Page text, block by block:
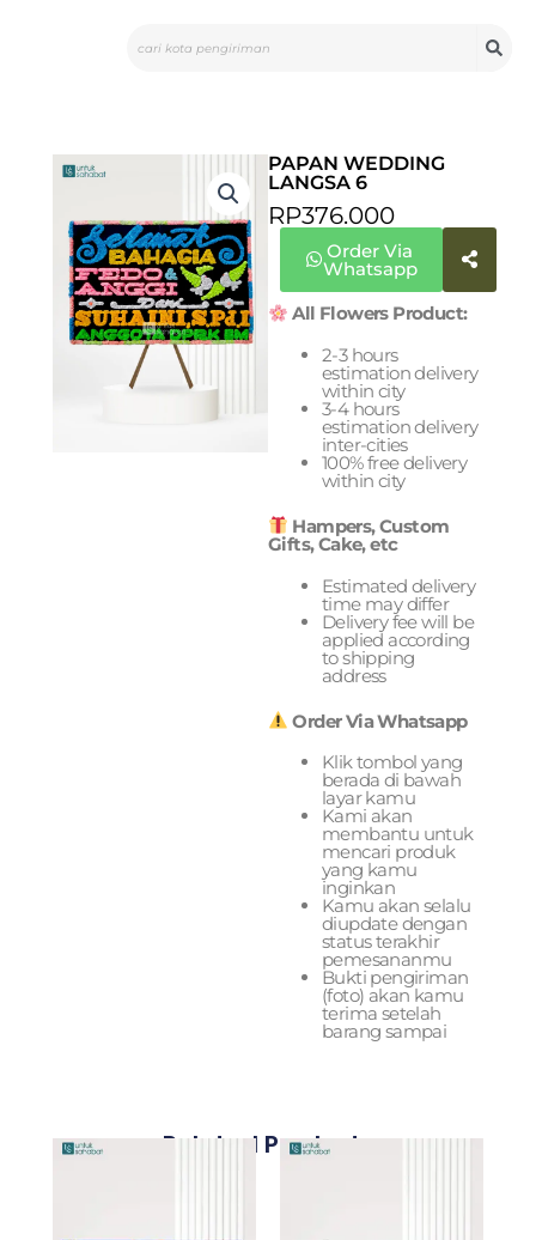
PAPAN WEDDING
LANGSA 6
RP376.000
Order Via
Whatsapp
All Flowers Product:
2-3 hours
estimation delivery
within city
3-4 hours
estimation delivery
inter-cities
100% free delivery
within city
Hampers, Custom
Gifts, Cake, etc
Estimated delivery
time may differ
Delivery fee will be
applied according
to shipping
address
Order Via Whatsapp
Klik tombol yang
berada di bawah
layar kamu
Kami akan
membantu untuk
mencari produk
yang kamu
inginkan
Kamu akan selalu
diupdate dengan
status terakhir
pemesananmu
Bukti pengiriman
(foto) akan kamu
terima setelah
barang sampai
Related Products